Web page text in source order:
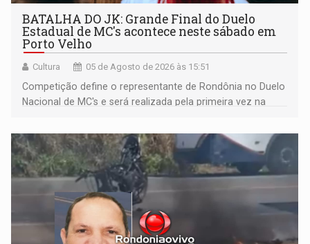
BATALHA DO JK: Grande Final do Duelo
Estadual de MC's acontece neste sábado em
Porto Velho
Cultura 05 de Agosto de 2026 às 15:51
Competição define o representante de Rondônia no Duelo
Nacional de MC's e será realizada pela primeira vez na